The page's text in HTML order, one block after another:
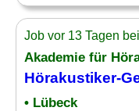
Job vor 13 Tagen
Akademie für
Hörakustiker-
• Lübeck